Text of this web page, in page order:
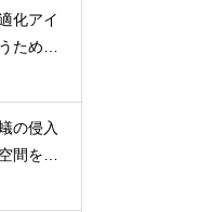
化アイ
ための
の侵入
間をキ